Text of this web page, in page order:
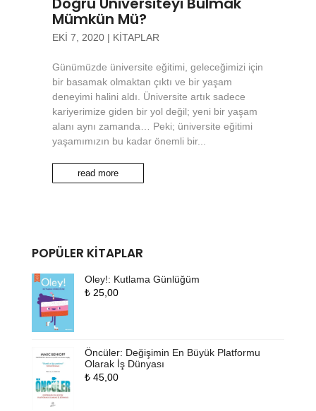
Mümkün Mü?
EKI 7, 2020| KITAPLAR
Günümüzde üniversite eğitimi, geleceğimizi için
bir basamak olmaktan çıktı ve bir yaşam
deneyimi halini aldı. Üniversite artık sadece
kariyerimize giden bir yol değil; yeni bir yaşam
alanı aynı zamanda… Peki; üniversite eğitimi
yaşamımızın bu kadar önemli bir...
read more
POPÜLER KITAPLAR
Oley!: Kutlama Günlüğüm
₺25,00
Öncüler: Değişimin En Büyük Platformu
Olarak İş Dünyası
₺45,00